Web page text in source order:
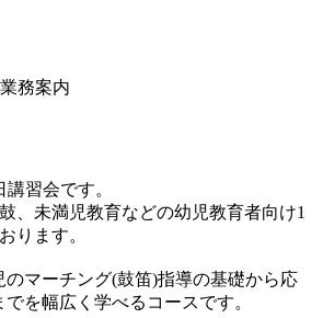
業務案内
習会です。
、未満児教育などの幼児教育者向け1
ります。
のマーチング(鼓笛)指導の基礎から応
でを幅広く学べるコースです。